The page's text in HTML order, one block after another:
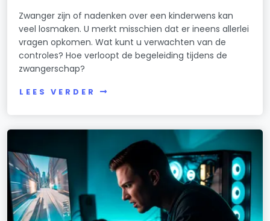
Zwanger zijn of nadenken over een kinderwens kan
veel losmaken. U merkt misschien dat er ineens allerlei
vragen opkomen. Wat kunt u verwachten van de
controles? Hoe verloopt de begeleiding tijdens de
zwangerschap?
LEES VERDER